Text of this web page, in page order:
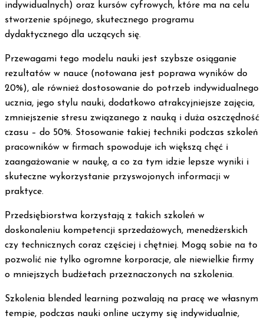
indywidualnych) oraz kursów cyfrowych, które ma na celu
stworzenie spójnego, skutecznego programu
dydaktycznego dla uczących się.
Przewagami tego modelu nauki jest szybsze osiąganie
rezultatów w nauce (notowana jest poprawa wyników do
20%), ale również dostosowanie do potrzeb indywidualnego
ucznia, jego stylu nauki, dodatkowo atrakcyjniejsze zajęcia,
zmniejszenie stresu związanego z nauką i duża oszczędność
czasu – do 50%. Stosowanie takiej techniki podczas szkoleń
pracowników w firmach spowoduje ich większą chęć i
zaangażowanie w naukę, a co za tym idzie lepsze wyniki i
skuteczne wykorzystanie przyswojonych informacji w
praktyce.
Przedsiębiorstwa korzystają z takich szkoleń w
doskonaleniu kompetencji sprzedażowych, menedżerskich
czy technicznych coraz częściej i chętniej. Mogą sobie na to
pozwolić nie tylko ogromne korporacje, ale niewielkie firmy
o mniejszych budżetach przeznaczonych na szkolenia.
Szkolenia blended learning pozwalają na pracę we własnym
tempie, podczas nauki online uczymy się indywidualnie,